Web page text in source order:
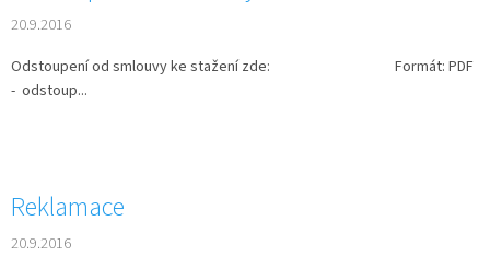
20.9.2016
Odstoupení od smlouvy ke stažení zde: Formát: PDF
- odstoup...
Reklamace
20.9.2016